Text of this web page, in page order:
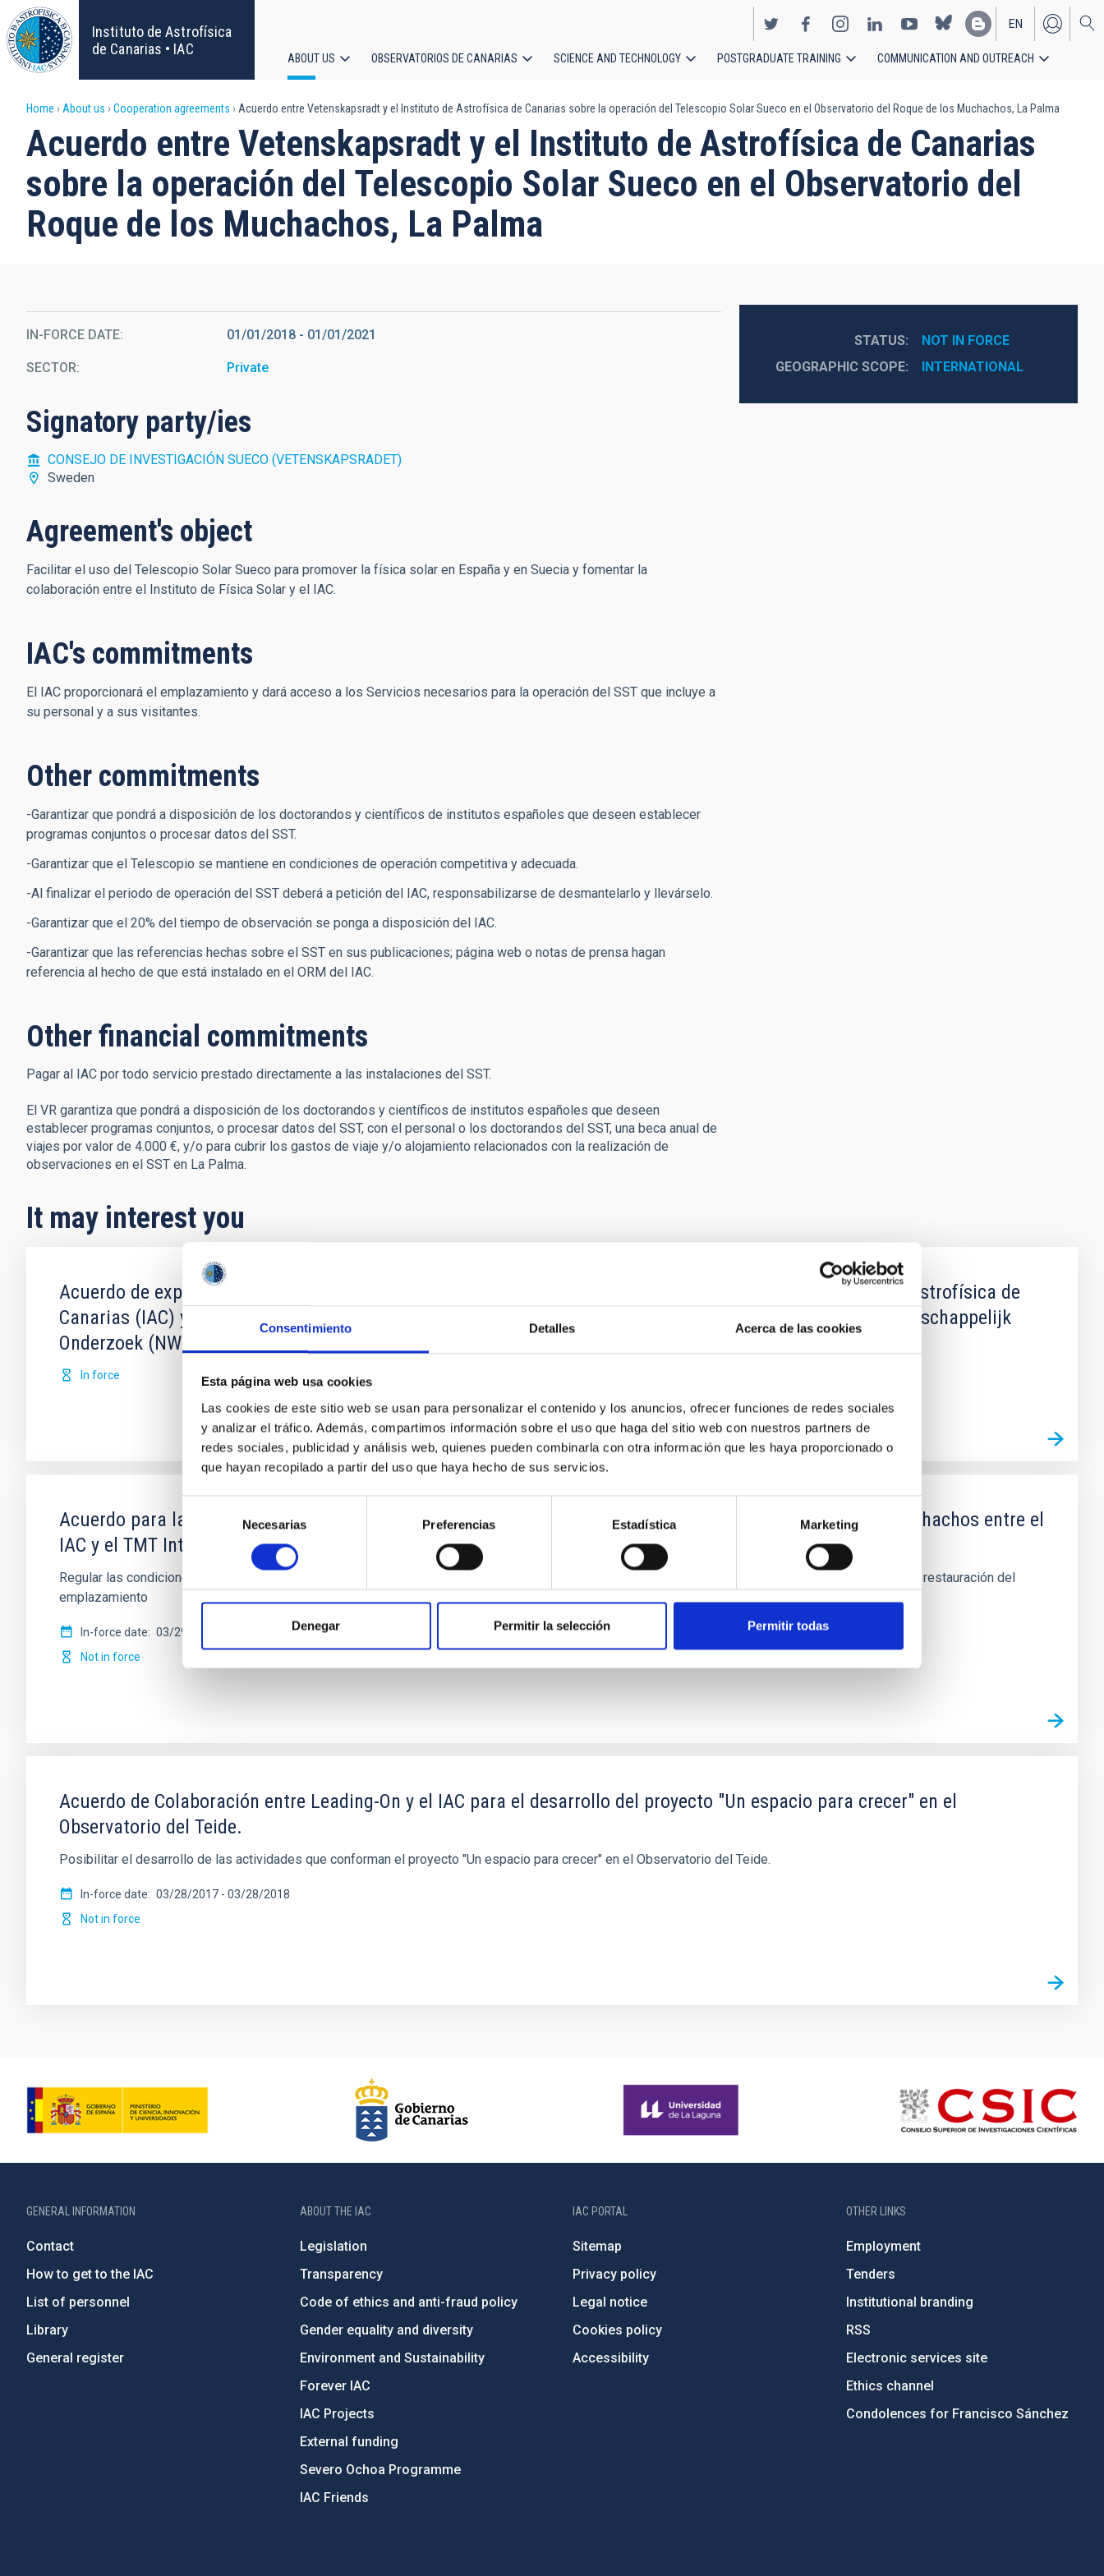
Consentimiento Detalles Acerca de las cookies
Esta página web usa cookies
Las cookies de este sitio web se usan para personalizar el contenido y los anuncios, ofrecer funciones de redes sociales
y analizar el tráfico. Además, compartimos información sobre el uso que haga del sitio web con nuestros partners de
redes sociales, publicidad y análisis web, quienes pueden combinarla con otra información que les haya proporcionado o
que hayan recopilado a partir del uso que haya hecho de sus servicios.
de
consentimiento
Necesarias Preferencias Estadística Marketing
Denegar Permitir la selección Permitir todas
Skip
to
main
content
Instituto de Astrofísica
de Canarias • IAC
EN
ES
Main
navigation
ABOUT US OBSERVATORIOS DE CANARIAS SCIENCE AND TECHNOLOGY POSTGRADUATE TRAINING COMMUNICATION AND OUTREACH
Breadcrumb
Home About us Cooperation agreements Acuerdo entre Vetenskapsradt y el Instituto de Astrofísica de Canarias sobre la operación del Telescopio Solar Sueco en el Observatorio del Roque de los Muchachos, La Palma
Acuerdo entre Vetenskapsradt y el Instituto de Astrofísica de Canarias
sobre la operación del Telescopio Solar Sueco en el Observatorio del
Roque de los Muchachos, La Palma
IN-FORCE DATE 01/01/2018 - 01/01/2021
SECTOR Private
Signatory party/ies
CONSEJO DE INVESTIGACIÓN SUECO (VETENSKAPSRADET)
Sweden
Agreement's object
Facilitar el uso del Telescopio Solar Sueco para promover la física solar en España y en Suecia y fomentar la
colaboración entre el Instituto de Física Solar y el IAC.
IAC's commitments
El IAC proporcionará el emplazamiento y dará acceso a los Servicios necesarios para la operación del SST que incluye a
su personal y a sus visitantes.
Other commitments
-Garantizar que pondrá a disposición de los doctorandos y científicos de institutos españoles que deseen establecer
programas conjuntos o procesar datos del SST.
-Garantizar que el Telescopio se mantiene en condiciones de operación competitiva y adecuada.
-Al finalizar el periodo de operación del SST deberá a petición del IAC, responsabilizarse de desmantelarlo y llevárselo.
-Garantizar que el 20% del tiempo de observación se ponga a disposición del IAC.
-Garantizar que las referencias hechas sobre el SST en sus publicaciones; página web o notas de prensa hagan
referencia al hecho de que está instalado en el ORM del IAC.
Other financial commitments
Pagar al IAC por todo servicio prestado directamente a las instalaciones del SST.
El VR garantiza que pondrá a disposición de los doctorandos y científicos de institutos españoles que deseen
establecer programas conjuntos, o procesar datos del SST, con el personal o los doctorandos del SST, una beca anual de
viajes por valor de 4.000 €, y/o para cubrir los gastos de viaje y/o alojamiento relacionados con la realización de
observaciones en el SST en La Palma.
STATUS
NOT IN FORCE
GEOGRAPHIC SCOPE
INTERNATIONAL
It may interest you
Acuerdo de explotación científica de los telescopios William Herschel e Isaac Newton entre el Instituto de Astrofísica de
Canarias (IAC) y Science and Technology Facilities Council (STFC) y la Nederlandese Organisatie voor Wetenschappelijk
Onderzoek (NWO)
In force
Acuerdo para la instalación del Telescopio de Treinta Metros (TMT) en el Observatorio del Roque de los Muchachos entre el
IAC y el TMT International Observatory LLC
Regular las condiciones para la instalación del TMT en el ORM, su futura operación y, cuando así se decida de mutuo acuerdo, su demolición, retirada y restauración del
emplazamiento
In-force date 03/29/2017
Not in force
Acuerdo de Colaboración entre Leading-On y el IAC para el desarrollo del proyecto "Un espacio para crecer" en el
Observatorio del Teide.
Posibilitar el desarrollo de las actividades que conforman el proyecto "Un espacio para crecer" en el Observatorio del Teide.
In-force date 03/28/2017 - 03/28/2018
Not in force
GENERAL INFORMATION
Contact
How to get to the IAC
List of personnel
Library
General register
ABOUT THE IAC
Legislation
Transparency
Code of ethics and anti-fraud policy
Gender equality and diversity
Environment and Sustainability
Forever IAC
IAC Projects
External funding
Severo Ochoa Programme
IAC Friends
IAC PORTAL
Sitemap
Privacy policy
Legal notice
Cookies policy
Accessibility
OTHER LINKS
Employment
Tenders
Institutional branding
RSS
Electronic services site
Ethics channel
Condolences for Francisco Sánchez